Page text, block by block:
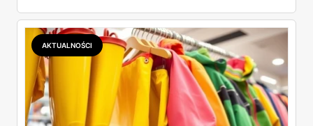
kosztuje i po czym poznać, że sprzedawca nie wciska nam
podróbki. Spisałam wszystko, czego się dowiedziałam —
łącznie z jedną wpadką, o której za chwilę.
AKTUALNOŚCI